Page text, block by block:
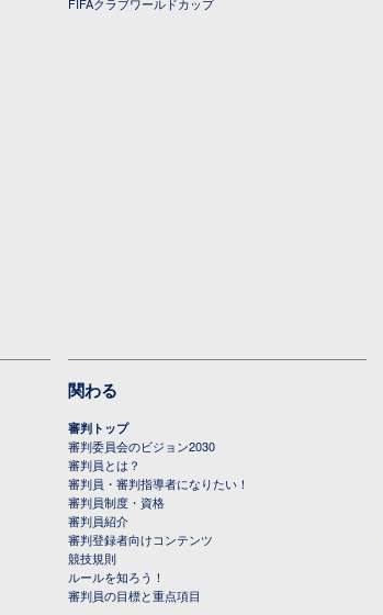
関わる
審判トップ
審判委員会のビジョン2030
審判員とは？
審判員・審判指導者になりたい！
審判員制度・資格
審判員紹介
審判登録者向けコンテンツ
競技規則
ルールを知ろう！
審判員の目標と重点項目